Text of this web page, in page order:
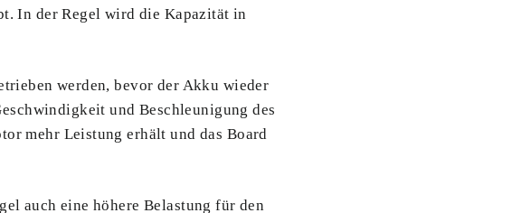
In der Regel wird die Kapazität in
werden, bevor der Akku wieder
und Beschleunigung des
mehr Leistung erhält und das Board
auch eine höhere Belastung für den